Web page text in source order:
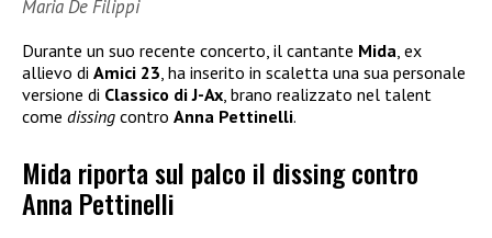
Maria De Filippi
Durante un suo recente concerto, il cantante Mida, ex
allievo di Amici 23, ha inserito in scaletta una sua personale
versione di Classico di J-Ax, brano realizzato nel talent
come dissing contro Anna Pettinelli.
Mida riporta sul palco il dissing contro
Anna Pettinelli